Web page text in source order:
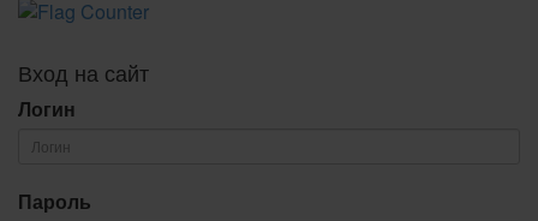
Вход на сайт
Логин
Пароль